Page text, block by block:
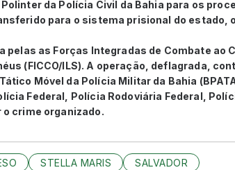
da Polícia Civil da Bahia para os
para o sistema prisional do estado,
pelas as Forças Integradas de Combate ao
(FICCO/ILS). A operação, deflagrada,
Móvel da Polícia Militar da Bahia
Federal, Polícia Rodoviária Federal,
crime organizado.
STELLA MARIS SALVADOR